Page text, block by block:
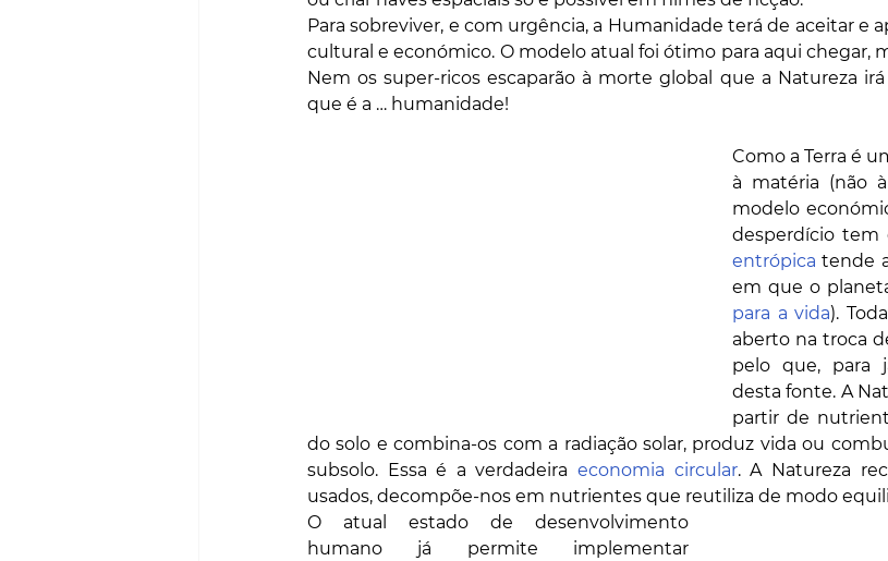
Para sobreviver, e com urgência, a Humanidade terá de aceitar e
cultural e económico. O modelo atual foi ótimo para aqui chegar,
Nem os super-ricos escaparão à morte global que a Natureza
que é a … humanidade!
Como a Terra é
à matéria (não
modelo
desperdício tem
entrópica tende
em que o
para a vida).
aberto na troca
pelo que, para
desta fonte. A
partir de
do solo e combina-os com a radiação solar, produz vida ou
subsolo. Essa é a verdadeira economia circular. A Natureza
usados, decompõe-nos em nutrientes que reutiliza de modo
O atual estado de desenvolvimento
humano já permite implementar